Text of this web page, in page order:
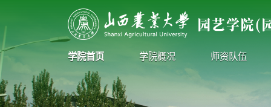
学院首页 学院概况 师资队伍